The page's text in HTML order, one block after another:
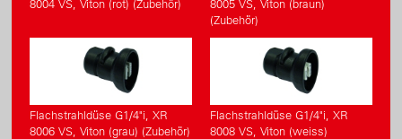
8004 VS, Viton (rot) (Zubehör)
8005 VS, Viton (braun)
(Zubehör)
Flachstrahldüse G1/4"i, XR
8006 VS, Viton (grau) (Zubehör)
Flachstrahldüse G1/4"i, XR
8008 VS, Viton (weiss)